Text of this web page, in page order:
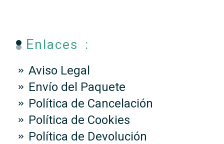
Enlaces :
Aviso Legal
Envío del Paquete
Política de Cancelación
Política de Cookies
Política de Devolución